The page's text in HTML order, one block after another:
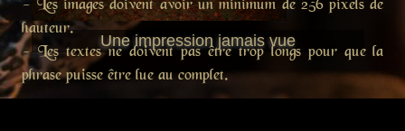
Une impression jamais vue
- Les images doivent avoir un minimum de 256 pixels de
hauteur.
- Les textes ne doivent pas être trop longs pour que la
phrase puisse être lue au complet.